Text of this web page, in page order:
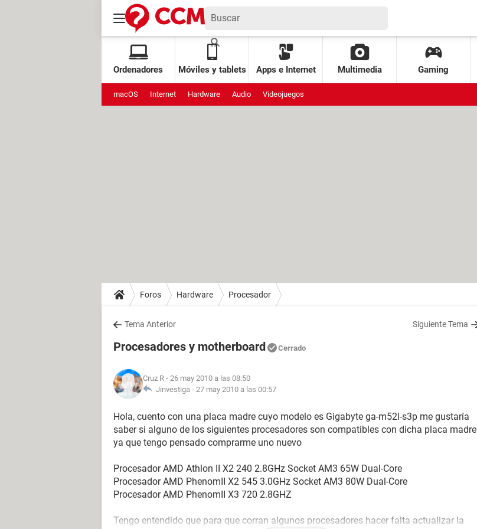
Ordenadores Móviles y tablets Apps e Internet Multimedia Gaming
macOS Internet Hardware Audio Videojuegos
Foros Hardware Procesador
Tema Anterior Siguiente Tema
Procesadores y motherboard Cerrado
Cruz R - 26 may 2010 a las 08:50
Jinvestiga - 27 may 2010 a las 00:57
Hola, cuento con una placa madre cuyo modelo es Gigabyte ga-m52l-s3p me gustaría
saber si alguno de los siguientes procesadores son compatibles con dicha placa madre
ya que tengo pensado comprarme uno nuevo
Procesador AMD Athlon II X2 240 2.8GHz Socket AM3 65W Dual-Core
Procesador AMD PhenomII X2 545 3.0GHz Socket AM3 80W Dual-Core
Procesador AMD PhenomII X3 720 2.8GHZ
Tengo entendido que para que corran algunos procesadores hacer falta actualizar la